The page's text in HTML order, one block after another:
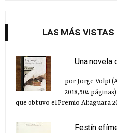
LAS MÁS VISTAS
Una novela
por Jorge Volpi
2018,504
que obtuvo el Premio Alfaguara
Festín